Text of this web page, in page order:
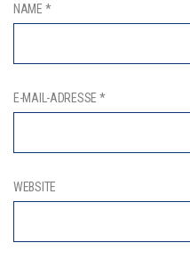
NAME *
E-MAIL-ADRESSE *
WEBSITE